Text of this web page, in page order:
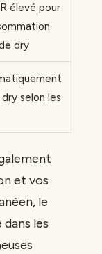
élevé pour
dry
selon les
et vos
le
les